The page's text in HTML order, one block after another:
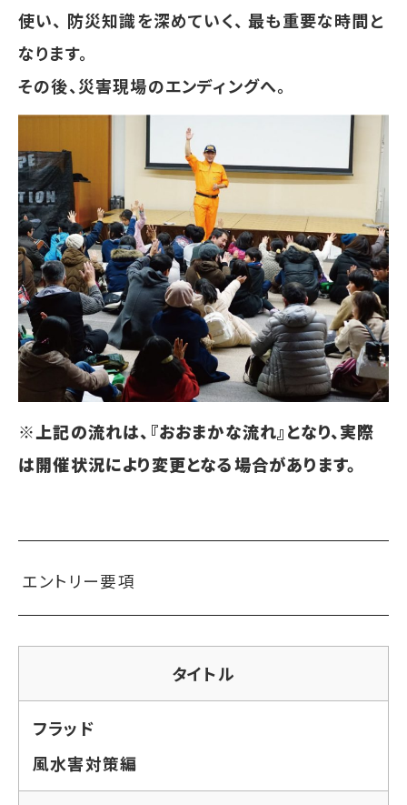
使い、 防災知識を深めていく、 最も重要な時間と
なります。
その後、災害現場のエンディングへ。
※上記の流れは、『おおまかな流れ』となり、実際
は開催状況により変更となる場合があります。
エントリー要項
タイトル
フラッド
風水害対策編